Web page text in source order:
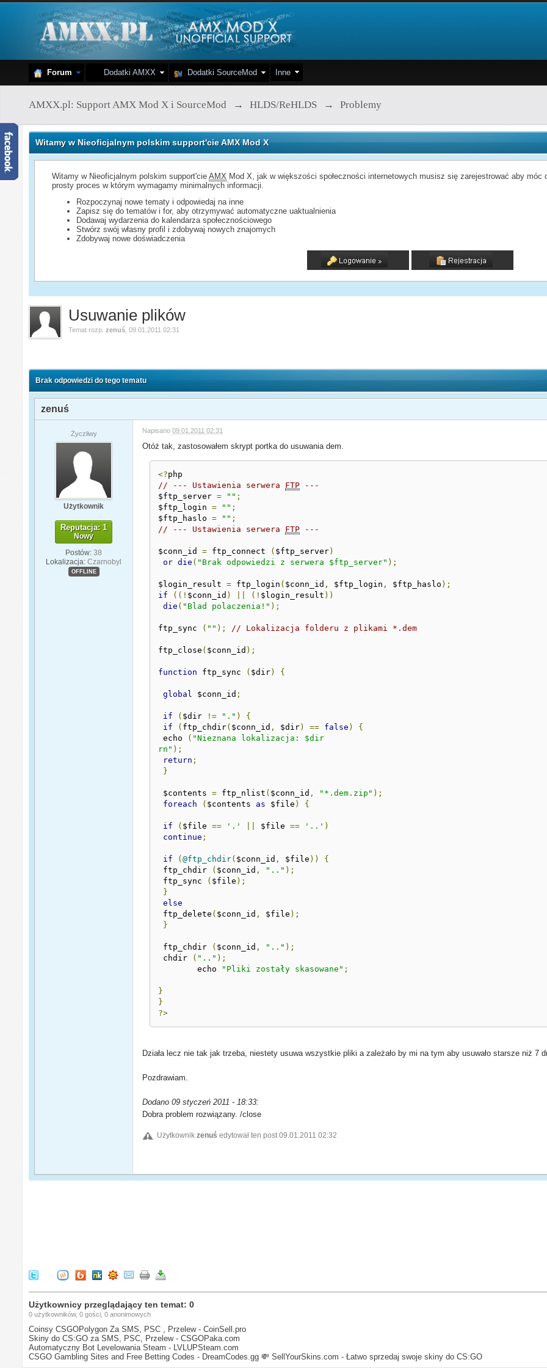
Forum Dodatki AMXX Dodatki SourceMod Inne
AMXX.pl: Support AMX Mod X i SourceMod → HLDS/ReHLDS → Problemy
Witamy w Nieoficjalnym polskim support'cie AMX Mod X
Witamy w Nieoficjalnym polskim support'cieAMX Mod X, jak w większości społeczności internetowych musisz się zarejestrować aby
prosty proces w którym wymagamy minimalnych informacji.
Rozpoczynaj nowe tematy i odpowiedaj na inne
Zapisz się do tematów i for, aby otrzymywać automatyczne uaktualnienia
Dodawaj wydarzenia do kalendarza społecznościowego
Stwórz swój własny profil i zdobywaj nowych znajomych
Zdobywaj nowe doświadczenia
Usuwanie plików
Temat rozp.zenuś ,09.01.2011 02:31
Brak odpowiedzi do tego tematu
zenuś
Życzliwy
Użytkownik
Reputacja: 1
Nowy
Postów: 38
Lokalizacja: Czarnobyl
OFFLINE
Napisano09.01.2011 02:31
Otóż tak, zastosowałem skrypt portka do usuwania dem.
<?
// --- Ustawienia serwera FTP ---
$ftp_server = "" ;
$ftp_login = "" ;
$ftp_haslo = "" ;
// --- Ustawienia serwera FTP ---
$conn_id = ftp_connect ( $ftp_server)
or die ( "Brak odpowiedzi z serwera $ftp_server" );
$login_result = ftp_login ( $conn_id , $ftp_login , $ftp_haslo );
if
((! $conn_id ) (! $login_result ))
die ( "Blad polaczenia!" );
ftp_sync ( "" ); // Lokalizacja folderu z plikami *.dem
ftp_close ( $conn_id );
function ftp_sync ( $dir) {
global $conn_id ;
if ( $dir != "." )
{
if
( ftp_chdir( $conn_id , $dir) == false )
{
echo
( "Nieznana lokalizacja: $dir
rn" );
return ;
}
$contents = ftp_nlist ( $conn_id , "*.dem.zip" );
foreach
( $contents as $file ) {
if ( $file == '.' $file == '..' )
continue ;
if (@ftp_chdir( $conn_id , $file ))
{
ftp_chdir
( $conn_id , ".." );
ftp_sync
( $file );
}
else
ftp_delete ( $conn_id , $file );
}
ftp_chdir ( $conn_id , ".." );
chdir
( ".." );
	echo
"Pliki zostały skasowane" ;
}
}
?>
Działa lecz nie tak jak trzeba, niestety usuwa wszystkie pliki a zależało by mi na tym aby usuwało starsze niż 7
Pozdrawiam.
Dodano 09 styczeń 2011 - 18:33:
Dobra problem rozwiązany. /close
Użytkownikzenuś edytował ten post 09.01.2011 02:32
Użytkownicy przeglądający ten temat: 0
0 użytkowników, 0 gości, 0 anonimowych
Coinsy CSGOPolygon Za SMS, PSC , Przelew - CoinSell.pro
Skiny do CS:GO za SMS, PSC, Przelew - CSGOPaka.com
Automatyczny Bot Levelowania Steam - LVLUPSteam.com
CSGO Gambling Sites and Free Betting Codes - DreamCodes.gg 💸 SellYourSkins.com - Łatwo sprzedaj swoje skiny do CS:GO